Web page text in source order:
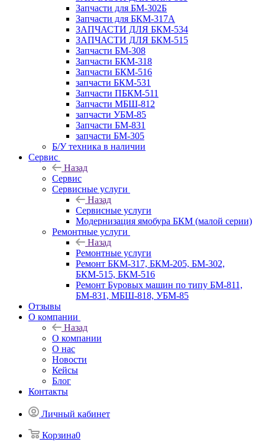
Запчасти для БМ-302Б
Запчасти для БКМ-317А
ЗАПЧАСТИ ДЛЯ БКМ-534
ЗАПЧАСТИ ДЛЯ БКМ-515
Запчасти БМ-308
Запчасти БКМ-318
Запчасти БКМ-516
запчасти БКМ-531
Запчасти ПБКМ-511
Запчасти МБШ-812
запчасти УБМ-85
Запчасти БМ-831
запчасти БМ-305
Б/У техника в наличии
Сервис
Назад
Сервис
Сервисные услуги
Назад
Сервисные услуги
Модернизация ямобура БКМ (малой серии)
Ремонтные услуги
Назад
Ремонтные услуги
Ремонт БКМ-317, БКМ-205, БМ-302,
БКМ-515, БКМ-516
Ремонт Буровых машин по типу БМ-811,
БМ-831, МБШ-818, УБМ-85
Отзывы
О компании
Назад
О компании
О нас
Новости
Кейсы
Блог
Контакты
Личный кабинет
Корзина0